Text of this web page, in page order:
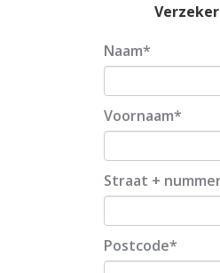
Huidige
Naam
Voornaam
Straat +
Postcode